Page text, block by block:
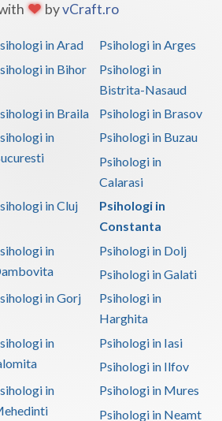
byvCraft.ro
in Arad
Psihologi in Arges
in Bihor
Psihologi in
Bistrita-Nasaud
in Braila
Psihologi in Brasov
in
Psihologi in Buzau
Psihologi in
Calarasi
in Cluj
Psihologi in
Constanta
in
Psihologi in Dolj
Psihologi in Galati
in Gorj
Psihologi in
Harghita
in
Psihologi in Iasi
Psihologi in Ilfov
in
Psihologi in Mures
Psihologi in Neamt